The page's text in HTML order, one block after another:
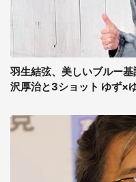
羽生結弦、美しいブルー
沢厚治と3ショット ゆず×